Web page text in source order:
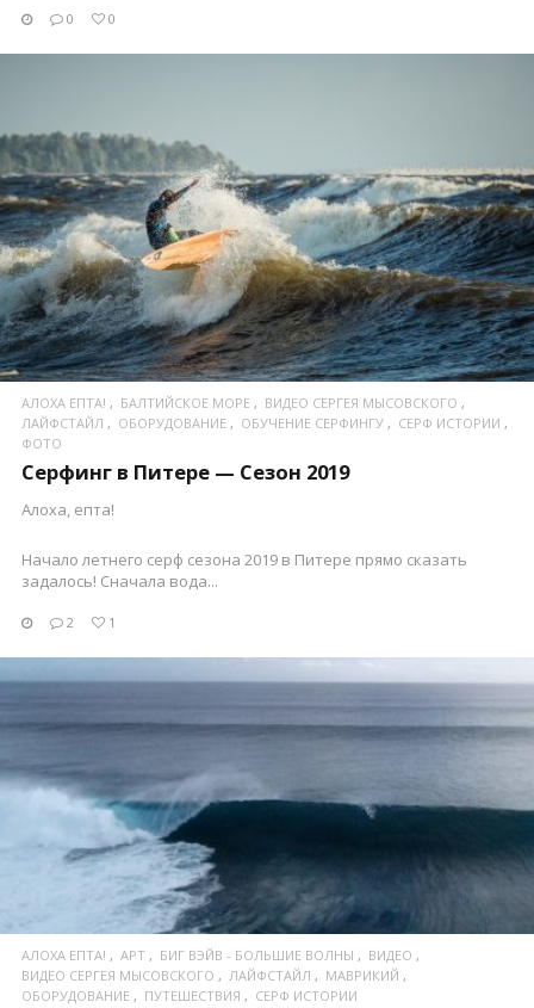
0 0
ПОСМОТРЕТЬ
АЛОХА ЕПТА! БАЛТИЙСКОЕ МОРЕ
ВИДЕО СЕРГЕЯ МЫСОВСКОГО
ЛАЙФСТАЙЛ
ОБОРУДОВАНИЕ ОБУЧЕНИЕ СЕРФИНГУ
СЕРФ ИСТОРИИ
ФОТО
Серфинг в Питере — Сезон 2019
Алоха, епта!
Начало летнего серф сезона 2019 в Питере прямо сказать
задалось! Сначала вода...
2 1
ПОСМОТРЕТЬ
АЛОХА ЕПТА! АРТ БИГ ВЭЙВ - БОЛЬШИЕ ВОЛНЫ
ВИДЕО
ВИДЕО СЕРГЕЯ МЫСОВСКОГО
ЛАЙФСТАЙЛ
МАВРИКИЙ
ОБОРУДОВАНИЕ
ПУТЕШЕСТВИЯ СЕРФ ИСТОРИИ